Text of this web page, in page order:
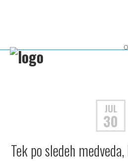
JUL
30
Tek po sledeh